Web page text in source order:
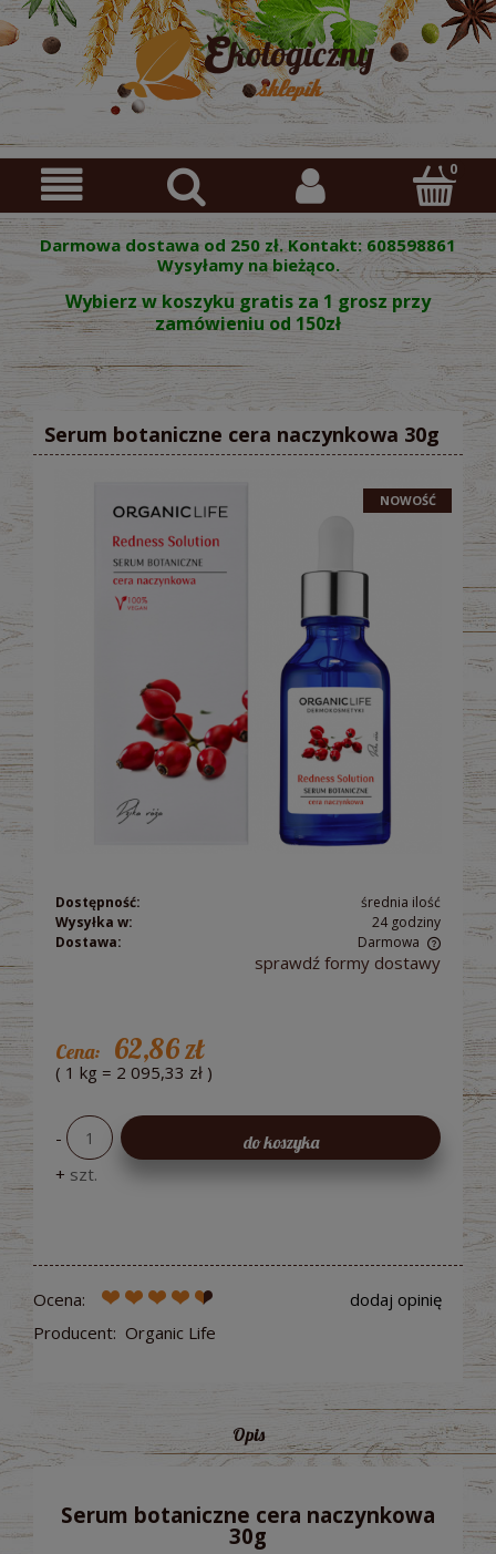
Darmowa dostawa od 250 zł. Kontakt: 608598861
Wysyłamy na bieżąco.
Wybierz w koszyku gratis za 1 grosz przy
zamówieniu od 150zł
Serum botaniczne cera naczynkowa 30g
NOWOŚĆ
Dostępność:
średnia ilość
Wysyłka w:
24 godziny
Dostawa:
Darmowa
Cena nie zawiera ewentualnych kosztów płatności
sprawdź formy dostawy
Cena: 62,86 zł
( 1 kg = 2 095,33 zł )
-
+ szt.
do koszyka
Ocena:
Producent: Organic Life
dodaj opinię
Opis
Serum botaniczne cera naczynkowa
30g